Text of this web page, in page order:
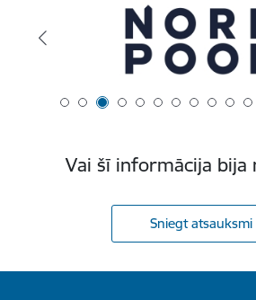
Vai šī informācija bija
Sniegt atsauksmi